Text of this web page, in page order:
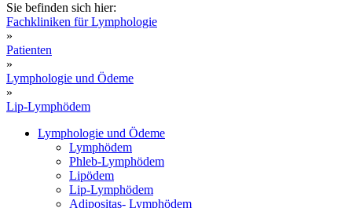
Sie befinden sich hier:
Fachkliniken für Lymphologie
»
Patienten
»
Lymphologie und Ödeme
»
Lip-Lymphödem
Lymphologie und Ödeme
Lymphödem
Phleb-Lymphödem
Lipödem
Lip-Lymphödem
Adipositas- Lymphödem